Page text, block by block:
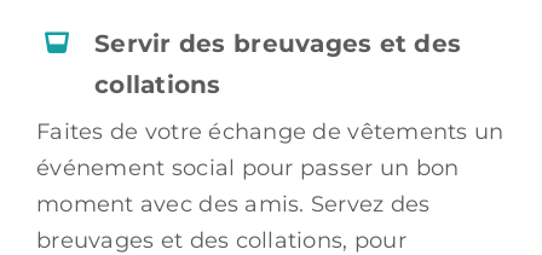
Servir des breuvages et des
collations
Faites de votre échange de vêtements un
événement social pour passer un bon
moment avec des amis. Servez des
breuvages et des collations, pour